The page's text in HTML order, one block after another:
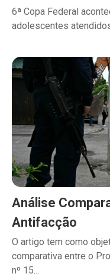
6ª Copa Federal
adolescentes
Análise
Antifacção
O artigo tem como
comparativa entre o
nº 15...